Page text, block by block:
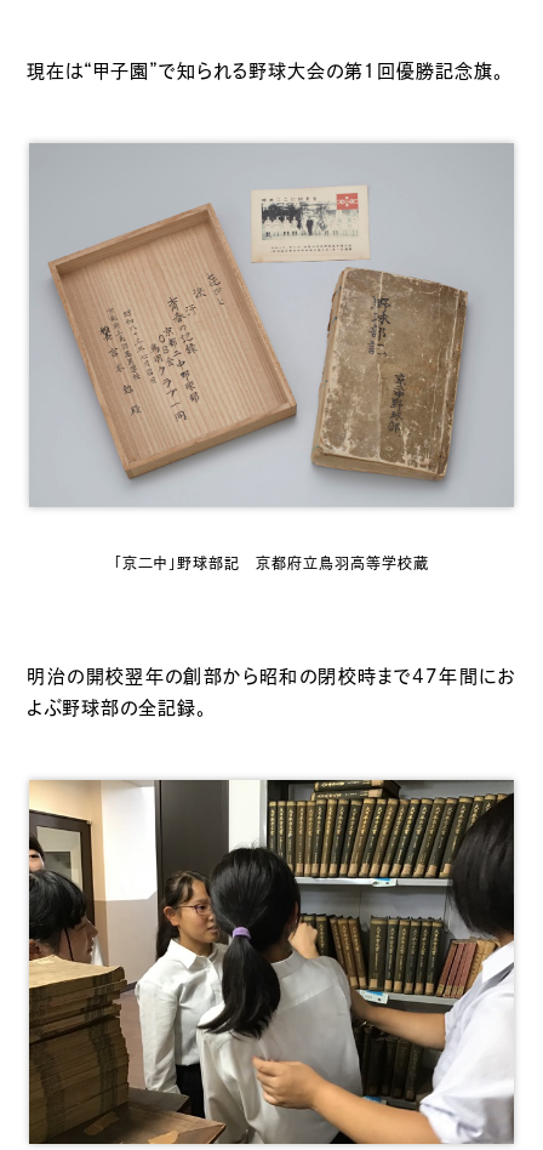
現在は“甲子園”で知られる野球大会の第１回優勝記念旗。
「京二中」野球部記 京都府立鳥羽高等学校蔵
明治の開校翌年の創部から昭和の閉校時まで47年間にお
よぶ野球部の全記録。